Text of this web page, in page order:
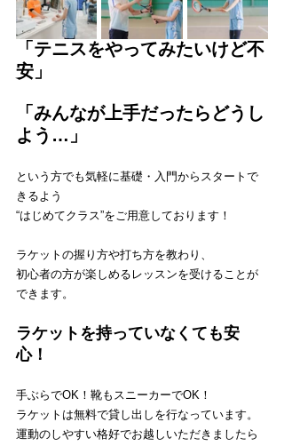
「テニスをやってみたいけど不
安」
「みんなが上手だったらどうし
よう…」
という方でも気軽に基礎・入門からスタートで
きるよう
“はじめてクラス”をご用意しております！
ラケットの握り方や打ち方を教わり、
初心者の方が楽しめるレッスンを受けることが
できます。
ラケットを持っていなくても安
心！
手ぶらでOK！靴もスニーカーでOK！
ラケットは無料で貸し出しを行なっています。
運動のしやすい格好でお越しいただきましたら